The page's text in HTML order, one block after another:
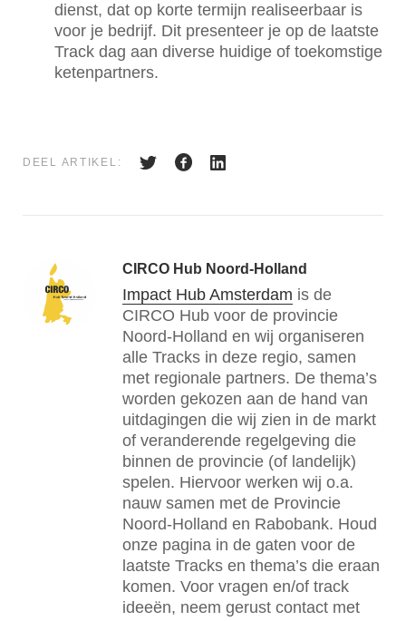
dienst, dat op korte termijn realiseerbaar is
voor je bedrijf. Dit presenteer je op de laatste
Track dag aan diverse huidige of toekomstige
ketenpartners.
DEEL ARTIKEL:
CIRCO Hub Noord-Holland
Impact Hub Amsterdam is de
CIRCO Hub voor de provincie
Noord-Holland en wij organiseren
alle Tracks in deze regio, samen
met regionale partners. De thema’s
worden gekozen aan de hand van
uitdagingen die wij zien in de markt
of veranderende regelgeving die
binnen de provincie (of landelijk)
spelen. Hiervoor werken wij o.a.
nauw samen met de Provincie
Noord-Holland en Rabobank. Houd
onze pagina in de gaten voor de
laatste Tracks en thema’s die eraan
komen. Voor vragen en/of track
ideeën, neem gerust contact met